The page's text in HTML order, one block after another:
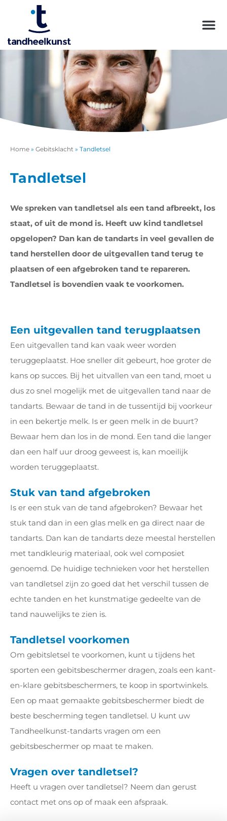
Home » Gebitsklacht » Tandletsel
Tandletsel
We spreken van tandletsel als een tand afbreekt, los
staat, of uit de mond is. Heeft uw kind tandletsel
opgelopen? Dan kan de tandarts in veel gevallen de
tand herstellen door de uitgevallen tand terug te
plaatsen of een afgebroken tand te repareren.
Tandletsel is bovendien vaak te voorkomen.
Een uitgevallen tand terugplaatsen
Een uitgevallen tand kan vaak weer worden
teruggeplaatst. Hoe sneller dit gebeurt, hoe groter de
kans op succes. Bij het uitvallen van een tand, moet u
dus zo snel mogelijk met de uitgevallen tand naar de
tandarts. Bewaar de tand in de tussentijd bij voorkeur
in een bekertje melk. Is er geen melk in de buurt?
Bewaar hem dan los in de mond. Een tand die langer
dan een half uur droog geweest is, kan moeilijk
worden teruggeplaatst.
Stuk van tand afgebroken
Is er een stuk van de tand afgebroken? Bewaar het
stuk tand dan in een glas melk en ga direct naar de
tandarts. Dan kan de tandarts deze meestal herstellen
met tandkleurig materiaal, ook wel composiet
genoemd. De huidige technieken voor het herstellen
van tandletsel zijn zo goed dat het verschil tussen de
echte tanden en het kunstmatige gedeelte van de
tand nauwelijks te zien is.
Tandletsel voorkomen
Om gebitsletsel te voorkomen, kunt u tijdens het
sporten een gebitsbeschermer dragen, zoals een kant-
en-klare gebitsbeschermers, te koop in sportwinkels.
Een op maat gemaakte gebitsbeschermer biedt de
beste bescherming tegen tandletsel. U kunt uw
Tandheelkunst-tandarts vragen om een
gebitsbeschermer op maat te maken.
Vragen over tandletsel?
Heeft u vragen over tandletsel? Neem dan gerust
contact met ons op of maak een afspraak.